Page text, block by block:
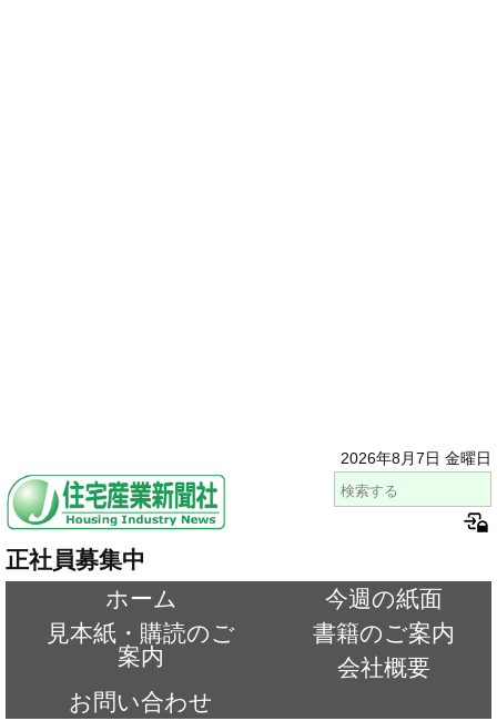
2026年8月7日 金曜日
正社員募集中
ホーム
今週の紙面
見本紙・購読のご
案内
書籍のご案内
会社概要
お問い合わせ